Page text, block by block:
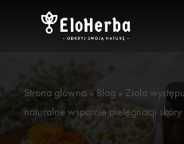
Strona główna »Blog » Zioła
naturalne wsparcie pielęgnacji skóry